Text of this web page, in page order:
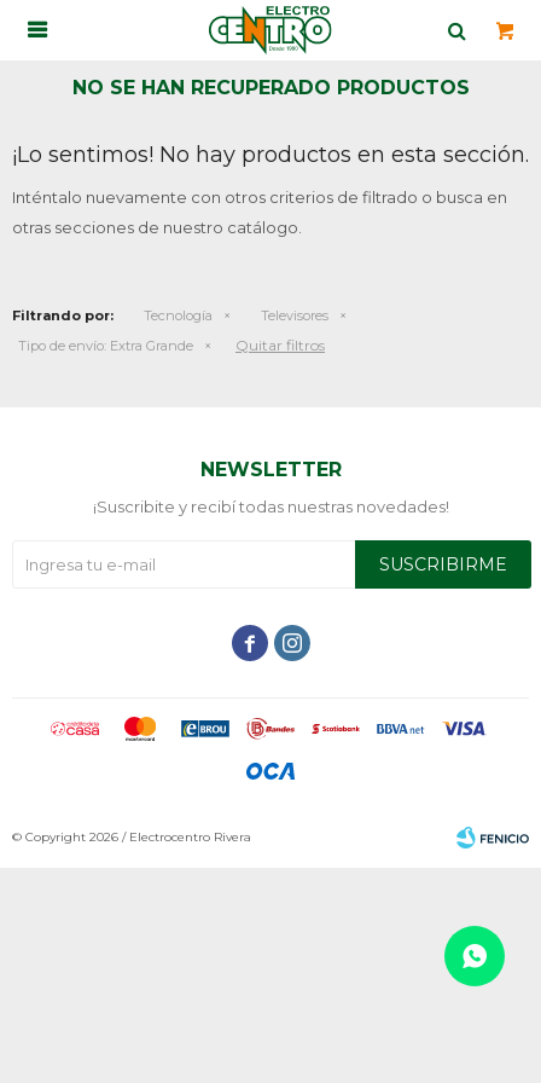

NO SE HAN RECUPERADO PRODUCTOS
¡Lo sentimos! No hay productos en esta sección.
Inténtalo nuevamente con otros criterios de filtrado o busca en
otras secciones de nuestro catálogo.
Filtrando por: Tecnología
Televisores
Tipo de envío: Extra Grande Quitar filtros
NEWSLETTER
¡Suscribite y recibí todas nuestras novedades!
SUSCRIBIRME
 
© Copyright 2026 / Electrocentro Rivera